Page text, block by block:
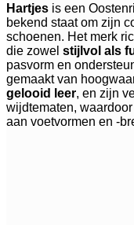
Hartjes is een
bekend staat om zijn
schoenen. Het merk
die zowel stijlvol als
pasvorm en
gemaakt van
gelooid leer, en zijn
wijdtematen,
aan voetvormen en -